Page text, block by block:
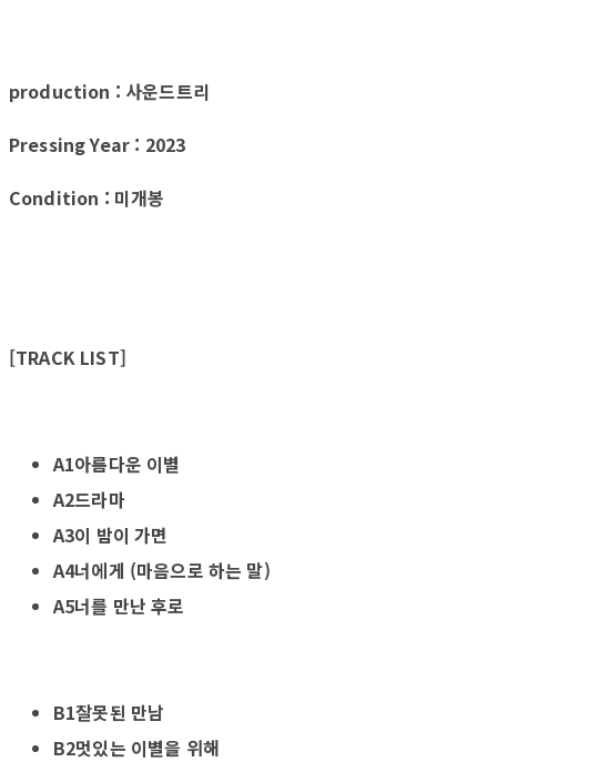
production : 사운드트리
Pressing Year : 2023
Condition : 미개봉
[TRACK LIST]
A1아름다운 이별
A2드라마
A3이 밤이 가면
A4너에게 (마음으로 하는 말)
A5너를 만난 후로
B1잘못된 만남
B2멋있는 이별을 위해